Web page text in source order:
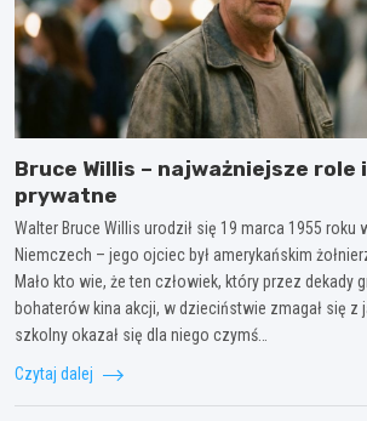
Bruce Willis – najważniejsze role
prywatne
Walter Bruce Willis urodził się 19 marca 1955 roku
Niemczech – jego ojciec był amerykańskim
Mało kto wie, że ten człowiek, który przez dekady
bohaterów kina akcji, w dzieciństwie zmagał się z
szkolny okazał się dla niego czymś…
Czytaj dalej